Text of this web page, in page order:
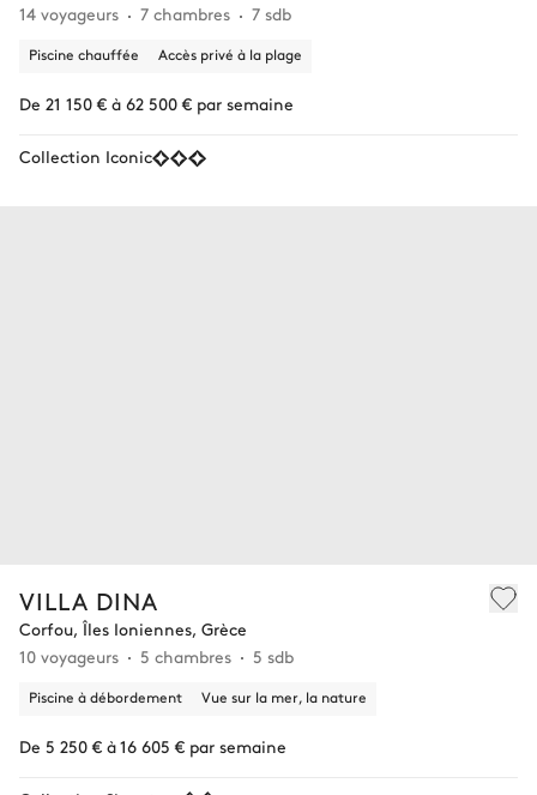
14 voyageurs
7 chambres 7 sdb
Piscine chauffée Accès privé à la plage
De 21 150 € à 62 500 € par semaine
Collection Iconic
VILLA DINA
Corfou, Îles Ioniennes, Grèce
10 voyageurs
5 chambres 5 sdb
Piscine à débordement Vue sur la mer, la nature
De 5 250 € à 16 605 € par semaine